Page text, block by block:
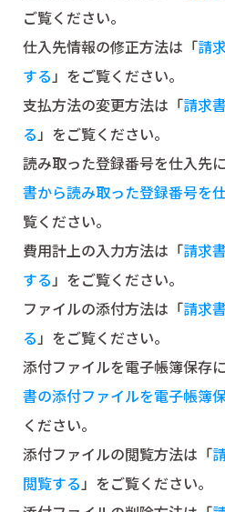
ご覧ください。
仕入先情報の修正方法は「請
する 」をご覧ください。
支払方法の変更方法は「請求
る 」をご覧ください。
読み取った登録番号を仕入先
書から読み取った登録番号を
覧ください。
費用計上の入力方法は「請求
する 」をご覧ください。
ファイルの添付方法は「請求
る 」をご覧ください。
添付ファイルを電子帳簿保存
書の添付ファイルを電子帳簿
ください。
添付ファイルの閲覧方法は「
閲覧する 」をご覧ください。